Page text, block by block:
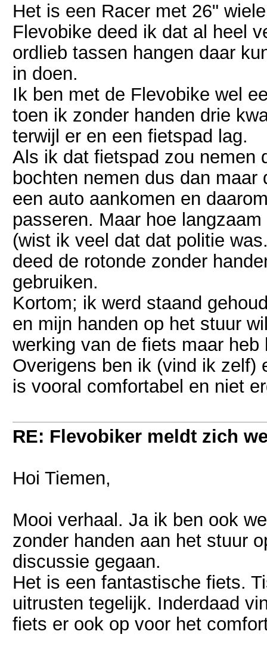
Het is een Racer met 26"
Flevobike deed ik dat al heel
ordlieb tassen hangen daar
in doen.
Ik ben met de Flevobike wel
toen ik zonder handen drie
terwijl er en een fietspad lag.
Als ik dat fietspad zou nemen
bochten nemen dus dan
een auto aankomen en
passeren. Maar hoe
(wist ik veel dat dat politie
deed de rotonde zonder
gebruiken.
Kortom; ik werd staand
en mijn handen op het stuur
werking van de fiets maar
Overigens ben ik (vind ik zelf)
is vooral comfortabel en niet
RE: Flevobiker meldt zich
Hoi Tiemen,
Mooi verhaal. Ja ik ben ook
zonder handen aan het stuur
discussie gegaan.
Het is een fantastische fiets.
uitrusten tegelijk. Inderdaad
fiets er ook op voor het